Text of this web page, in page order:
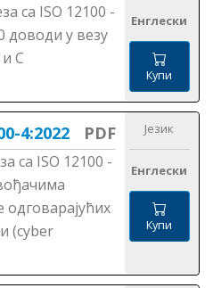
са ISO 12100 -
доводи у везу
C
Енглески
Купи
4:2022 PDF
са ISО 12100 -
(cyber
Језик
Енглески
Купи